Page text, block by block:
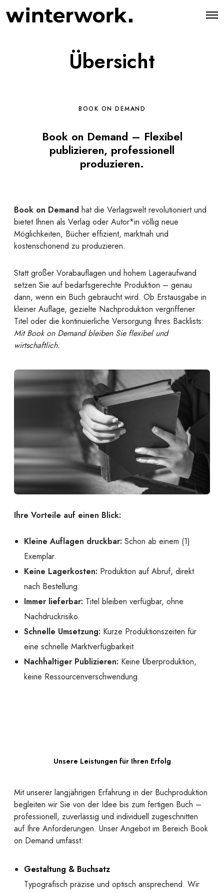
O
Übersicht
BOOK ON DEMAND
Book on Demand – Flexibel
publizieren, professionell
produzieren.
Book on Demand hat die Verlagswelt revolutioniert und
bietet Ihnen als Verlag oder Autor*in völlig neue
Möglichkeiten, Bücher effizient, marktnah und
kostenschonend zu produzieren.
Statt großer Vorabauflagen und hohem Lageraufwand
setzen Sie auf bedarfsgerechte Produktion – genau
dann, wenn ein Buch gebraucht wird. Ob Erstausgabe in
kleiner Auflage, gezielte Nachproduktion vergriffener
Titel oder die kontinuierliche Versorgung Ihres Backlists:
Mit Book on Demand bleiben Sie flexibel und
wirtschaftlich.
Ihre Vorteile auf einen Blick:
Kleine Auflagen druckbar: Schon ab einem (1)
Exemplar.
Keine Lagerkosten: Produktion auf Abruf, direkt
nach Bestellung.
Immer lieferbar: Titel bleiben verfügbar, ohne
Nachdruckrisiko.
Schnelle Umsetzung: Kurze Produktionszeiten für
eine schnelle Marktverfügbarkeit.
Nachhaltiger Publizieren: Keine Überproduktion,
keine Ressourcenverschwendung.
Unsere Leistungen für Ihren Erfolg
Mit unserer langjährigen Erfahrung in der Buchproduktion
begleiten wir Sie von der Idee bis zum fertigen Buch –
professionell, zuverlässig und individuell zugeschnitten
auf Ihre Anforderungen. Unser Angebot im Bereich Book
on Demand umfasst:
Gestaltung & Buchsatz
Typografisch präzise und optisch ansprechend. Wir